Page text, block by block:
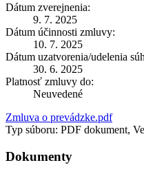
Dátum zverejnenia:
9. 7. 2025
Dátum účinnosti zmluvy:
10. 7. 2025
Dátum uzatvorenia/udelenia
30. 6. 2025
Platnosť zmluvy do:
Neuvedené
Zmluva o prevádzke.pdf
Typ súboru: PDF dokument,
Dokumenty